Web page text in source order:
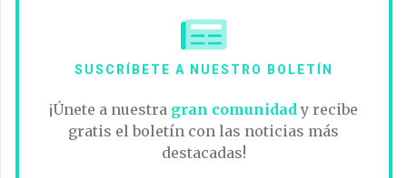
SUSCRÍBETE A NUESTRO BOLETÍN
¡Únete a nuestra gran comunidad y recibe
gratis el boletín con las noticias más
destacadas!